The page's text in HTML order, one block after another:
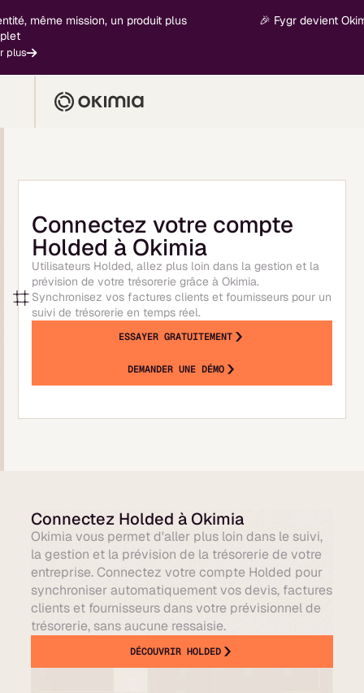
même mission, un produit plus
🎉 Fygr devient
Connectez votre compte
Holded à Okimia
Utilisateurs Holded, allez plus loin dans la gestion et la
prévision de votre trésorerie grâce à Okimia.
Synchronisez vos factures clients et fournisseurs pour un
suivi de trésorerie en temps réel.
ESSAYER GRATUITEMENT
DEMANDER UNE DÉMO
Connectez Holded à Okimia
Okimia vous permet d'aller plus loin dans le suivi,
la gestion et la prévision de la trésorerie de votre
entreprise. Connectez votre compte Holded pour
synchroniser automatiquement vos devis, factures
clients et fournisseurs dans votre prévisionnel de
trésorerie, sans aucune ressaisie.
DÉCOUVRIR HOLDED